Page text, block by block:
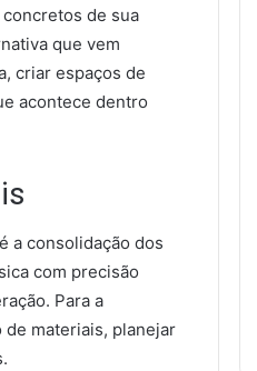
de sua
que vem
criar espaços de
acontece dentro
a consolidação dos
com precisão
Para a
materiais, planejar